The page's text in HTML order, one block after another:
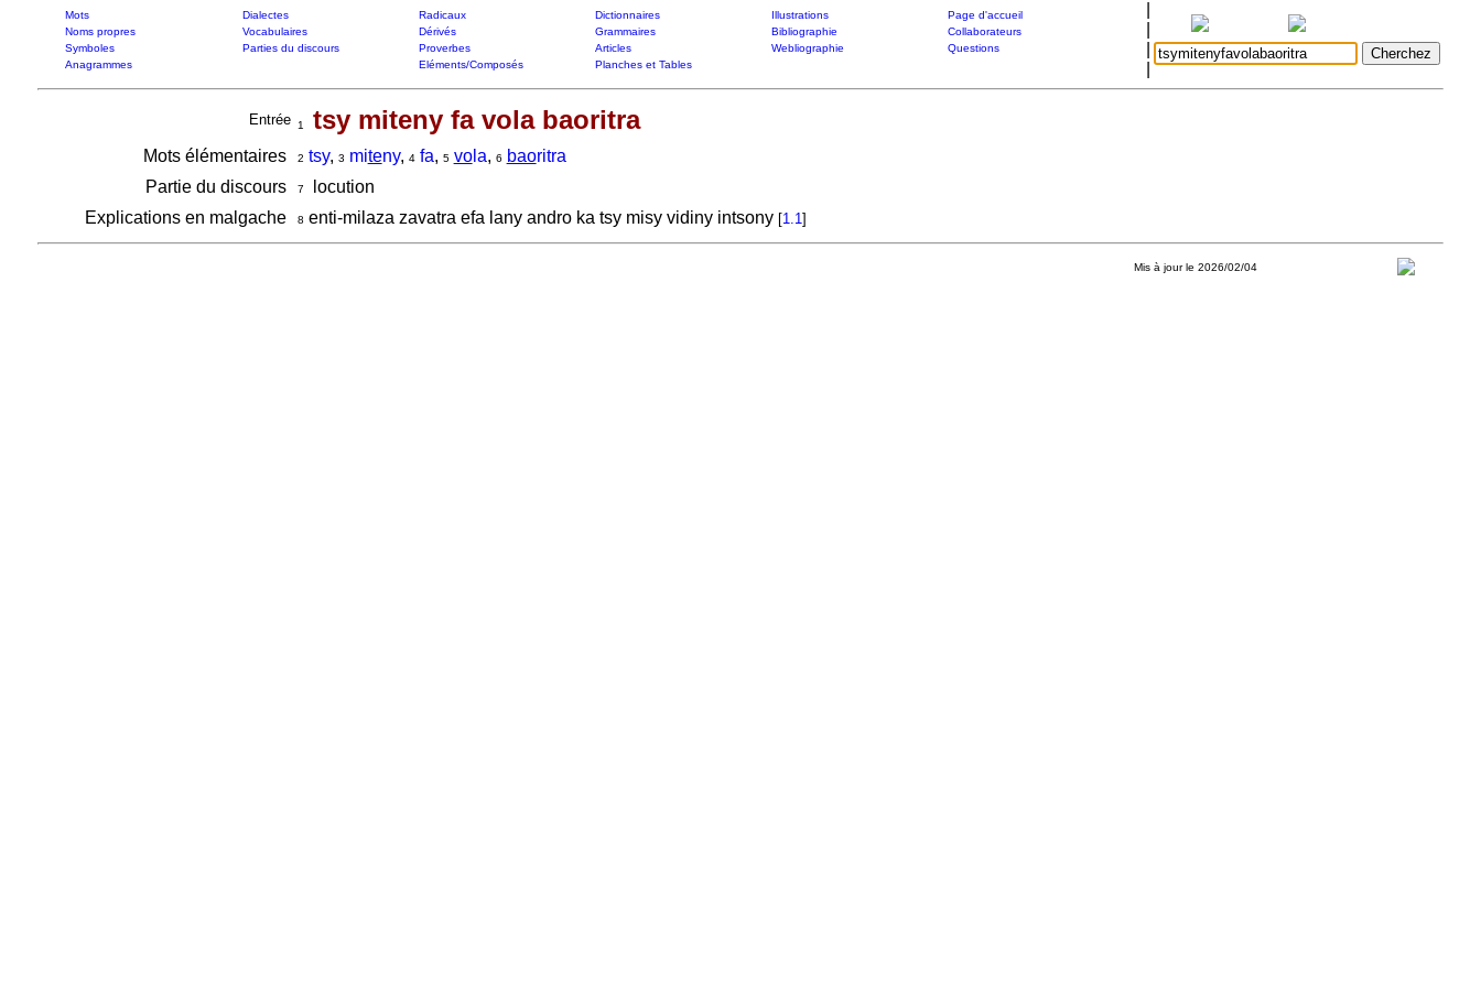
Mots Dialectes Radicaux Dictionnaires Illustrations
Page d'accueil
Noms propres
Vocabulaires Dérivés Grammaires Bibliographie
Collaborateurs
Symboles
Parties du discours Proverbes Articles Webliographie
Questions
Anagrammes
Eléments/Composés Planches et Tables
Entrée 1 tsy miteny fa vola baoritra
Mots élémentaires 2 tsy, 3 miteny, 4 fa, 5 vola, 6 baoritra
Partie du discours
7
locution
Explications en malgache
8 enti-milaza zavatra efa lany andro ka tsy misy vidiny intsony [1.1]
Mis à jour le 2026/02/04